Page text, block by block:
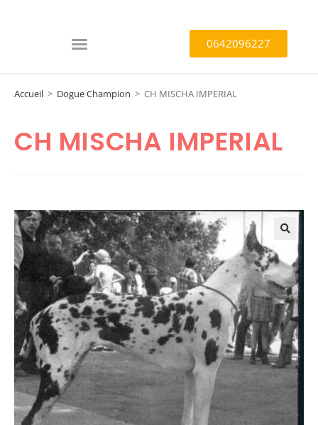
0642096227
Accueil > Dogue Champion > CH MISCHA IMPERIAL
CH MISCHA IMPERIAL